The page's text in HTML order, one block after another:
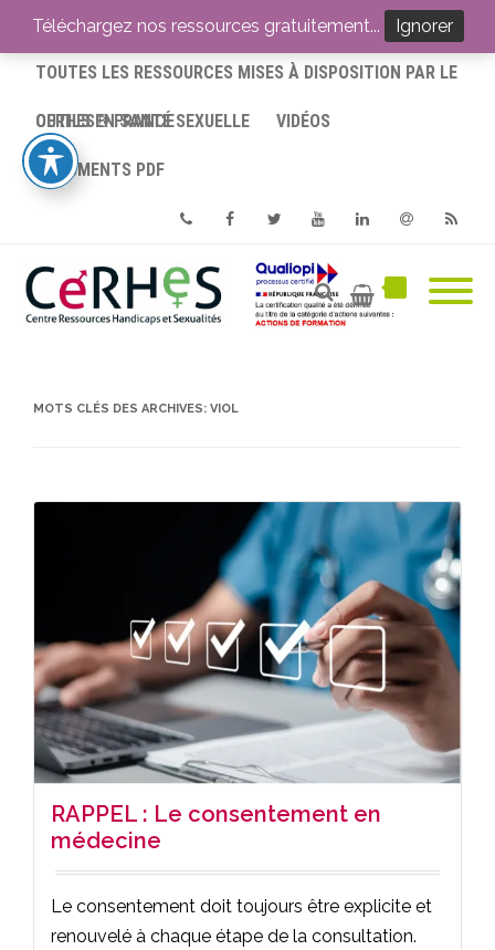
ACCUEIL
TOUTES LES RESSOURCES MISES À DISPOSITION PAR LE
CERHES® FRANCE
OUTILS EN SANTÉ SEXUELLE VIDÉOS
DOCUMENTS PDF
PhoneFacebookTwitterYoutube
MOTS CLÉS DES ARCHIVES: VIOL
RAPPEL : Le consentement en
médecine
Le consentement doit toujours être explicite et
renouvelé à chaque étape de la consultation.
Téléchargez nos ressources gratuitement... Ignorer